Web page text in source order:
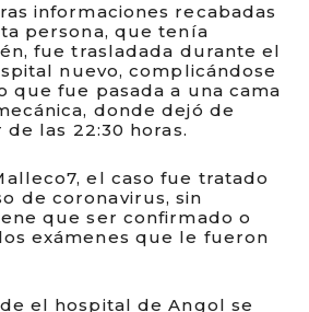
informaciones recabadas
persona, que tenía
fue trasladada durante el
nuevo, complicándose
que fue pasada a una cama
donde dejó de
las 22:30 horas.
el caso fue tratado
de coronavirus, sin
que ser confirmado o
exámenes que le fueron
el hospital de Angol se